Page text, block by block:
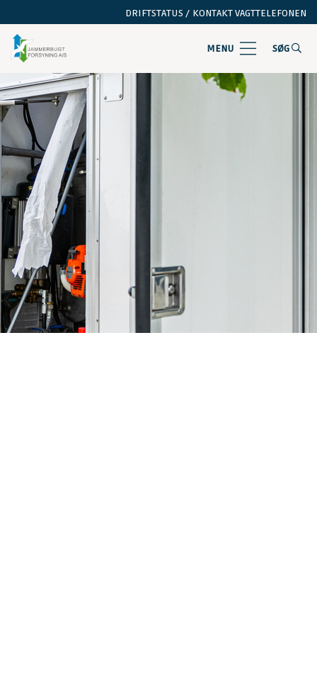
DRIFTSTATUS / KONTAKT VAGTTELEFONEN
MENU SØG